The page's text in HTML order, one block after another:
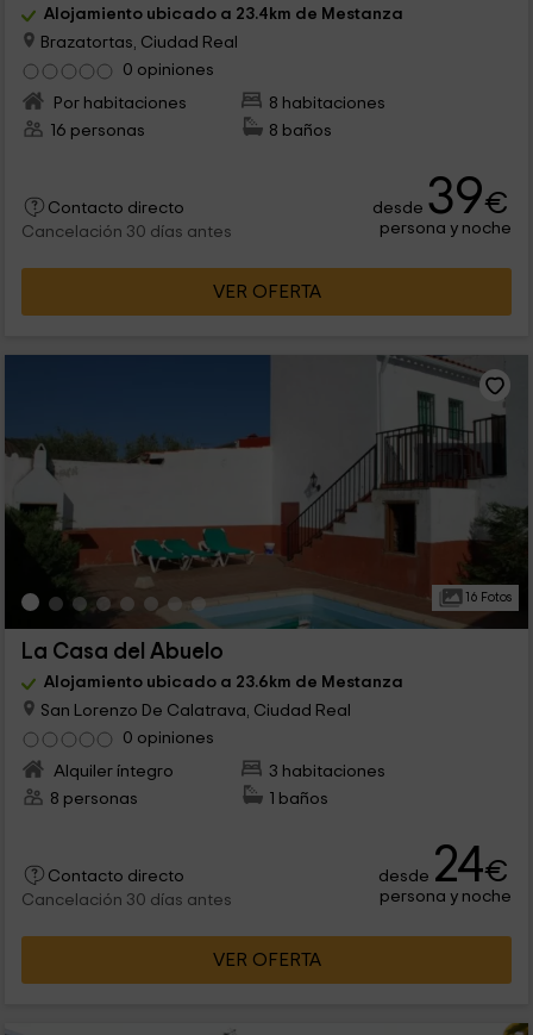
Alojamiento ubicado a 23.4km de Mestanza
Brazatortas, Ciudad Real
0 opiniones
Por habitaciones
8 habitaciones
16 personas
8 baños
Contacto directo
Cancelación 30 días antes
desde 39€
persona y noche
VER OFERTA
16 Fotos
La Casa del Abuelo
Alojamiento ubicado a 23.6km de Mestanza
San Lorenzo De Calatrava, Ciudad Real
0 opiniones
Alquiler íntegro
3 habitaciones
8 personas
1 baños
Contacto directo
Cancelación 30 días antes
desde 24€
persona y noche
VER OFERTA